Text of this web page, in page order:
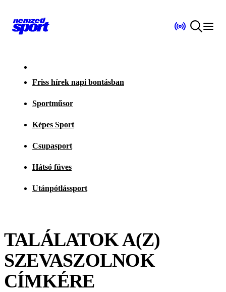
Friss hírek napi bontásban
Sportműsor
Képes Sport
Csupasport
Hátsó füves
Utánpótlássport
TALÁLATOK A(Z)
SZEVASZOLNOK
CÍMKÉRE